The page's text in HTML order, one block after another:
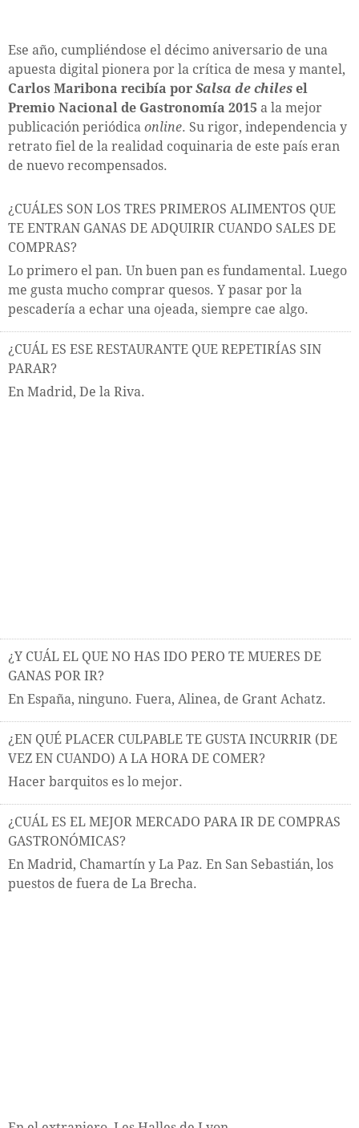
Ese año, cumpliéndose el décimo aniversario de una
apuesta digital pionera por la crítica de mesa y mantel,
Carlos Maribona recibía por Salsa de chiles el
Premio Nacional de Gastronomía 2015 a la mejor
publicación periódica online. Su rigor, independencia y
retrato fiel de la realidad coquinaria de este país eran
de nuevo recompensados.
¿CUÁLES SON LOS TRES PRIMEROS ALIMENTOS QUE
TE ENTRAN GANAS DE ADQUIRIR CUANDO SALES DE
COMPRAS?
Lo primero el pan. Un buen pan es fundamental. Luego
me gusta mucho comprar quesos. Y pasar por la
pescadería a echar una ojeada, siempre cae algo.
¿CUÁL ES ESE RESTAURANTE QUE REPETIRÍAS SIN
PARAR?
En Madrid, De la Riva.
¿Y CUÁL EL QUE NO HAS IDO PERO TE MUERES DE
GANAS POR IR?
En España, ninguno. Fuera, Alinea, de Grant Achatz.
¿EN QUÉ PLACER CULPABLE TE GUSTA INCURRIR (DE
VEZ EN CUANDO) A LA HORA DE COMER?
Hacer barquitos es lo mejor.
¿CUÁL ES EL MEJOR MERCADO PARA IR DE COMPRAS
GASTRONÓMICAS?
En Madrid, Chamartín y La Paz. En San Sebastián, los
puestos de fuera de La Brecha.